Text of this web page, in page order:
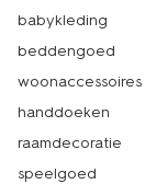
babykleding
beddengoed
woonaccessoires
handdoeken
raamdecoratie
speelgoed